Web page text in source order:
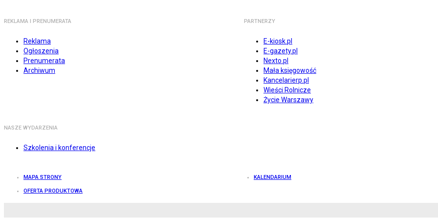
REKLAMA I PRENUMERATA
Reklama
Ogłoszenia
Prenumerata
Archiwum
PARTNERZY
E-kiosk.pl
E-gazety.pl
Nexto.pl
Mała księgowość
Kancelarierp.pl
Wieści Rolnicze
Życie Warszawy
NASZE WYDARZENIA
Szkolenia i konferencje
MAPA STRONY KALENDARIUM
OFERTA PRODUKTOWA